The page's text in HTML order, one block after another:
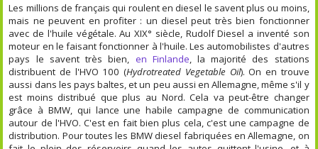
Les millions de français qui roulent en diesel le savent plus ou moins,
mais ne peuvent en profiter : un diesel peut très bien fonctionner
avec de l'huile végétale. Au XIX° siècle, Rudolf Diesel a inventé son
moteur en le faisant fonctionner à l'huile. Les automobilistes d'autres
pays le savent très bien, en Finlande, la majorité des stations
distribuent de l'HVO 100 (Hydrotreated Vegetable Oil). On en trouve
aussi dans les pays baltes, et un peu aussi en Allemagne, même s'il y
est moins distribué que plus au Nord. Cela va peut-être changer
grâce à BMW, qui lance une habile campagne de communication
autour de l'HVO. C'est en fait bien plus cela, c'est une campagne de
distribution. Pour toutes les BMW diesel fabriquées en Allemagne, on